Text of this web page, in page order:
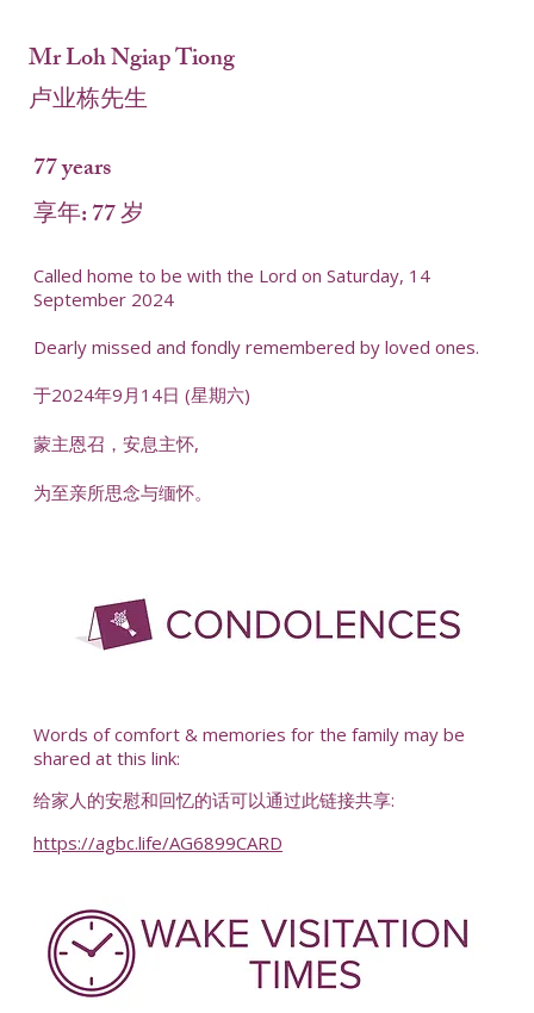
Mr Loh Ngiap Tiong
卢业栋先生
77 years
享年: 77 岁
Called home to be with the Lord on Saturday, 14
September 2024
Dearly missed and fondly remembered by loved ones.
于2024年9月14日 (星期六)
蒙主恩召，安息主怀,
为至亲所思念与缅怀。
Words of comfort & memories for the family may be
shared at this link:
给家人的安慰和回忆的话可以通过此链接共享:
https://agbc.life/AG6899CARD